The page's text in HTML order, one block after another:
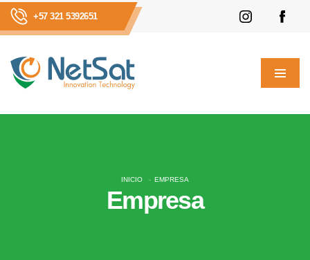
+57 321 5392651
Empresa
INICIO EMPRESA